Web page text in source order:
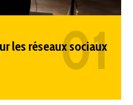
les réseaux sociaux